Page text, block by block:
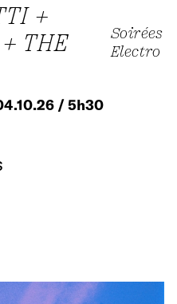
+
THE
Soirées
Electro
/ 5h30